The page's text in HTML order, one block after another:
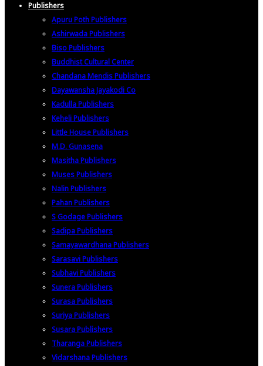
Publishers
Apuru Poth Publishers
Ashirwada Publishers
Biso Publishers
Buddhist Cultural Center
Chandana Mendis Publishers
Dayawansha Jayakodi Co
Kadulla Publishers
Keheli Publishers
Little House Publishers
M.D. Gunasena
Masitha Publishers
Muses Publishers
Nalin Publishers
Pahan Publishers
S Godage Publishers
Sadipa Publishers
Samayawardhana Publishers
Sarasavi Publishers
Subhavi Publishers
Sunera Publishers
Surasa Publishers
Suriya Publishers
Susara Publishers
Tharanga Publishers
Vidarshana Publishers